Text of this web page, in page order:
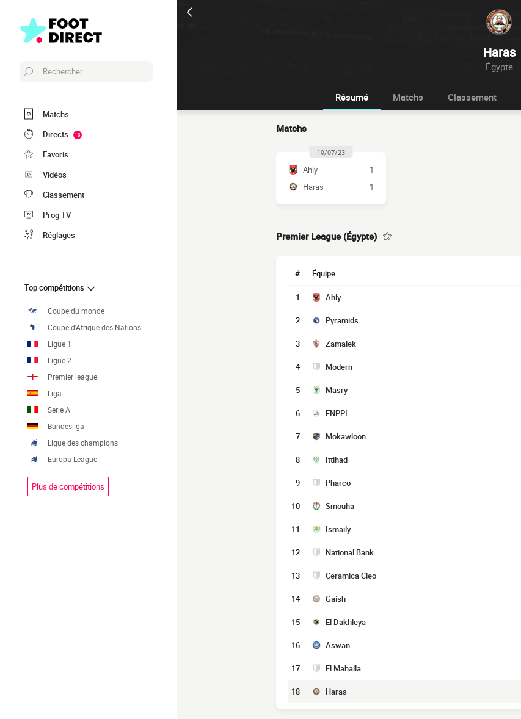
Haras
Égypte
Rechercher
Matchs
Directs
13
Favoris
Vidéos
Classement
Prog TV
Réglages
Top compétitions
Coupe du monde
Coupe d'Afrique des Nations
Ligue 1
Ligue 2
Premier league
Liga
Serie A
Bundesliga
Ligue des champions
Europa League
Plus de compétitions
Résumé Matchs Classement
Matchs
19/07/23
Ahly
1
Haras
1
Premier League (Égypte)
# Équipe
1 Ahly
2 Pyramids
3 Zamalek
4 Modern
5 Masry
6 ENPPI
7 Mokawloon
8 Ittihad
9 Pharco
10 Smouha
11 Ismaily
12 National Bank
13 Ceramica Cleo
14 Gaish
15 El Dakhleya
16 Aswan
17 El Mahalla
18 Haras